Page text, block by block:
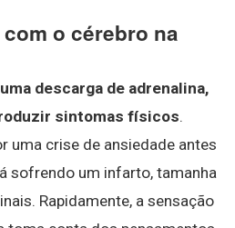
o cérebro na
descarga de adrenalina,
sintomas físicos.
uma crise de ansiedade antes
sofrendo um infarto, tamanha
Rapidamente, a sensação